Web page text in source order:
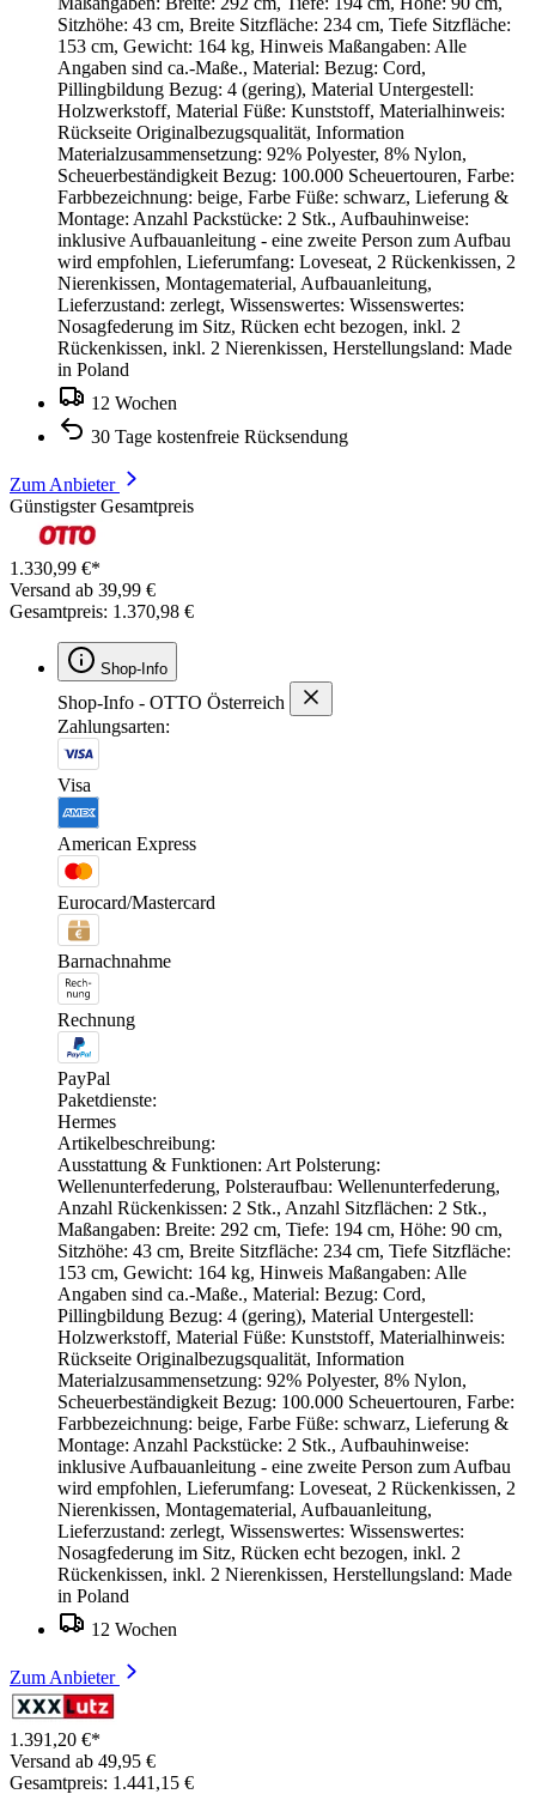
Sitzhöhe: 43 cm, Breite Sitzfläche: 234 cm, Tiefe Sitzfläche:
153 cm, Gewicht: 164 kg, Hinweis Maßangaben: Alle
Angaben sind ca.-Maße., Material: Bezug: Cord,
Pillingbildung Bezug: 4 (gering), Material Untergestell:
Holzwerkstoff, Material Füße: Kunststoff, Materialhinweis:
Rückseite Originalbezugsqualität, Information
Materialzusammensetzung: 92% Polyester, 8% Nylon,
Scheuerbeständigkeit Bezug: 100.000 Scheuertouren, Farbe:
Farbbezeichnung: beige, Farbe Füße: schwarz, Lieferung &
Montage: Anzahl Packstücke: 2 Stk., Aufbauhinweise:
inklusive Aufbauanleitung - eine zweite Person zum Aufbau
wird empfohlen, Lieferumfang: Loveseat, 2 Rückenkissen, 2
Nierenkissen, Montagematerial, Aufbauanleitung,
Lieferzustand: zerlegt, Wissenswertes: Wissenswertes:
Nosagfederung im Sitz, Rücken echt bezogen, inkl. 2
Rückenkissen, inkl. 2 Nierenkissen, Herstellungsland: Made
in Poland
12 Wochen
30 Tage kostenfreie Rücksendung
Zum Anbieter
Günstigster Gesamtpreis
1.330,99 €*
Versand ab 39,99 €
Gesamtpreis: 1.370,98 €
Shop-Info
Shop-Info - OTTO Österreich
Zahlungsarten:
Visa
American Express
Eurocard/Mastercard
Barnachnahme
Rechnung
PayPal
Paketdienste:
Hermes
Artikelbeschreibung:
Ausstattung & Funktionen: Art Polsterung:
Wellenunterfederung, Polsteraufbau: Wellenunterfederung,
Anzahl Rückenkissen: 2 Stk., Anzahl Sitzflächen: 2 Stk.,
Maßangaben: Breite: 292 cm, Tiefe: 194 cm, Höhe: 90 cm,
Sitzhöhe: 43 cm, Breite Sitzfläche: 234 cm, Tiefe Sitzfläche:
153 cm, Gewicht: 164 kg, Hinweis Maßangaben: Alle
Angaben sind ca.-Maße., Material: Bezug: Cord,
Pillingbildung Bezug: 4 (gering), Material Untergestell:
Holzwerkstoff, Material Füße: Kunststoff, Materialhinweis:
Rückseite Originalbezugsqualität, Information
Materialzusammensetzung: 92% Polyester, 8% Nylon,
Scheuerbeständigkeit Bezug: 100.000 Scheuertouren, Farbe:
Farbbezeichnung: beige, Farbe Füße: schwarz, Lieferung &
Montage: Anzahl Packstücke: 2 Stk., Aufbauhinweise:
inklusive Aufbauanleitung - eine zweite Person zum Aufbau
wird empfohlen, Lieferumfang: Loveseat, 2 Rückenkissen, 2
Nierenkissen, Montagematerial, Aufbauanleitung,
Lieferzustand: zerlegt, Wissenswertes: Wissenswertes:
Nosagfederung im Sitz, Rücken echt bezogen, inkl. 2
Rückenkissen, inkl. 2 Nierenkissen, Herstellungsland: Made
in Poland
12 Wochen
Zum Anbieter
1.391,20 €*
Versand ab 49,95 €
Gesamtpreis: 1.441,15 €